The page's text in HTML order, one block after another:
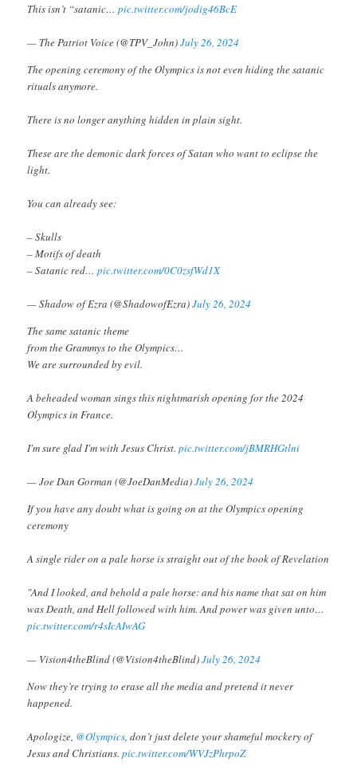
This isn’t “satanic…pic.twitter.com/jodig46BcE
— The Patriot Voice (@TPV_John)July 26, 2024
The opening ceremony of the Olympics is not even hiding the satanic
rituals anymore.
There is no longer anything hidden in plain sight.
These are the demonic dark forces of Satan who want to eclipse the
light.
You can already see:
– Skulls
– Motifs of death
– Satanic red…pic.twitter.com/0C0zsfWd1X
— Shadow of Ezra (@ShadowofEzra)July 26, 2024
The same satanic theme
from the Grammys to the Olympics…
We are surrounded by evil.
A beheaded woman sings this nightmarish opening for the 2024
Olympics in France.
I'm sure glad I'm with Jesus Christ.pic.twitter.com/jBMRHGtlni
— Joe Dan Gorman (@JoeDanMedia)July 26, 2024
If you have any doubt what is going on at the Olympics opening
ceremony
A single rider on a pale horse is straight out of the book of Revelation
"And I looked, and behold a pale horse: and his name that sat on him
was Death, and Hell followed with him. And power was given unto…
pic.twitter.com/r4sIcAIwAG
— Vision4theBlind (@Vision4theBlind)July 26, 2024
Now they’re trying to erase all the media and pretend it never
happened.
Apologize, @Olympics, don’t just delete your shameful mockery of
Jesus and Christians.pic.twitter.com/WVJzPhrpoZ